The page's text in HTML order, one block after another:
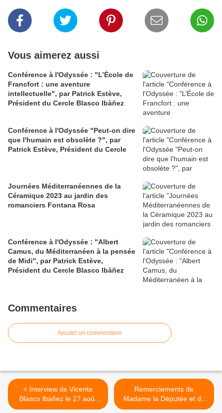
Vous aimerez aussi
Conférence à l'Odyssée : "L’École de
Francfort : une aventure
intellectuelle", par Patrick Estève,
Président du Cercle Blasco Ibàñez
Conférence à l'Odyssée "Peut-on dire
que l'humain est obsolète ?", par
Patrick Estève, Président du Cercle
Journées Méditerranéennes de la
Céramique 2023 au jardin des
romanciers Fontana Rosa
Conférence à l'Odyssée : "Albert
Camus, du Méditerranéen à la pensée
de Midi", par Patrick Estève,
Président du Cercle Blasco Ibàñez
Commentaires
Ajouter un commentaire
< Interview de Vicente
Blasco Ibàñez le 27 août
1927 à Fontana Rosa
Remerciements de
Madame la Députée et de
Monsieur le Maire pour le